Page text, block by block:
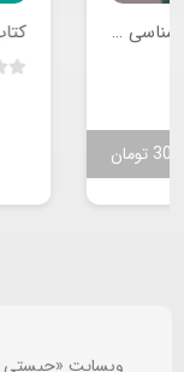
کتاب تأملات
وبسایت «چیستی